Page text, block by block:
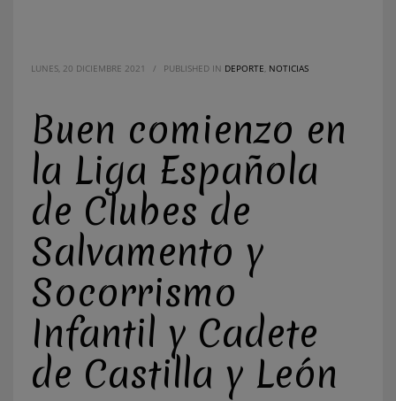
LUNES, 20 DICIEMBRE 2021 / PUBLISHED IN DEPORTE NOTICIAS
Buen comienzo en
la Liga Española
de Clubes de
Salvamento y
Socorrismo
Infantil y Cadete
de Castilla y León